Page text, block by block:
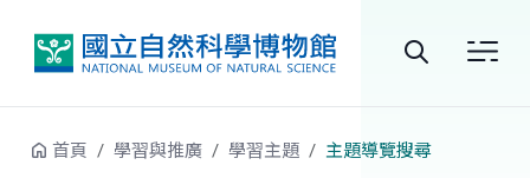
站
首頁 學習與推廣 學習主題 主題導覽搜尋